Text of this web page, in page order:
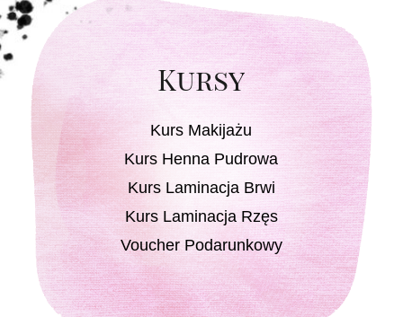
Kursy
Kurs Makijażu
Kurs Henna Pudrowa
Kurs Laminacja Brwi
Kurs Laminacja Rzęs
Voucher Podarunkowy